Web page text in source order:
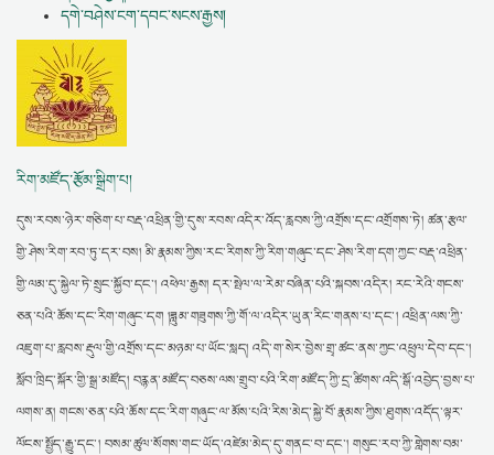
དགེ་བཤེས་ངག་དབང་སངས་རྒྱས།
རིག་མཛོད་རྩོམ་སྒྲིག་པ།
དུས་རབས་ཉེར་གཅིག་པ་བརྡ་འཕྲིན་གྱི་དུས་རབས་འདིར་འོད་རླབས་ཀྱི་འགྲོས་དང་འགྲོགས་ཏེ། ཚན་རྩལ་
གྱི་ཤེས་རིག་རབ་ཏུ་དར་བས། མི་རྣམས་ཀྱིས་རང་རིགས་ཀྱི་རིག་གཞུང་དང་ཤེས་རིག་དག་ཀྱང་བརྡ་འཕྲིན་
གྱི་ལམ་དུ་སྐྱེལ་ཏེ་སྲུང་སྐྱོབ་དང་། འཕེལ་རྒྱས། དར་སྤེལ་ལ་རེམ་བཞིན་པའི་སྐབས་འདིར། རང་རེའི་གངས་
ཅན་པའི་ཆོས་དང་རིག་གཞུང་དག །ཟླུམ་གཟུགས་ཀྱི་གོ་ལ་འདིར་ཡུན་རིང་གནས་པ་དང་། འཕྲིན་ལས་ཀྱི་
འཇུག་པ་རླབས་རྡུལ་གྱི་འགྲོས་དང་མཉམ་པ་ཡོང་སླད། འདི་ག་སེར་བྱེས་གྲྭ་ཚང་ནས་ཀྱང་འཕྲུལ་དེབ་དང་།
སློབ་ཁྲིད་སྐོར་གྱི་སྒྲ་མཛོད། བརྙན་མཛོད་བཅས་ལས་གྲུབ་པའི་རིག་མཛོད་ཀྱི་དྲ་ཚིགས་འདི་སྒོ་འབྱེད་བྱས་པ་
ལགས་ན། གངས་ཅན་པའི་ཆོས་དང་རིག་གཞུང་ལ་མོས་པའི་རིས་མེད་སྐྱེ་བོ་རྣམས་ཀྱིས་ཐུགས་འདོད་ལྟར་
ལོངས་སྤྱོད་རྒྱུ་དང་། བསམ་ཚུལ་སོགས་གང་ཡོད་འཛེམ་མེད་དུ་གནང་བ་དང་། གསུང་རབ་ཀྱི་གླེགས་བམ་